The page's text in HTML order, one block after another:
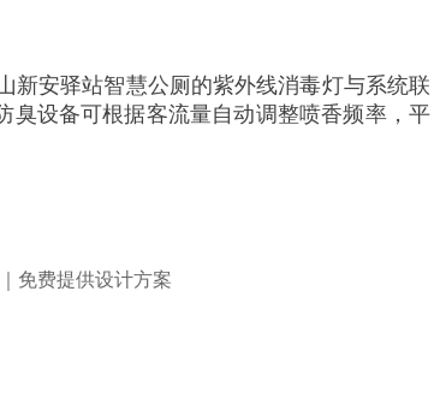
新安驿站智慧公厕的紫外线消毒灯与系统联
臭设备可根据客流量自动调整喷香频率，平